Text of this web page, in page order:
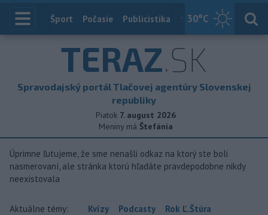
30°C
Index
Šport Počasie Publicistika Slovensko
TERAZ.SK
Spravodajský portál Tlačovej agentúry Slovenskej
republiky
Piatok 7. august 2026
Meniny má Štefánia
Úprimne ľutujeme, že sme nenašli odkaz na ktorý ste boli
nasmerovaní, ale stránka ktorú hľadáte pravdepodobne nikdy
neexistovala
Aktuálne témy: Kvízy Podcasty Rok Ľ.Štúra